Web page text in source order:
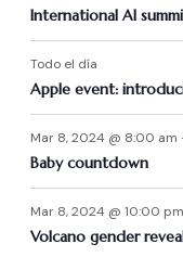
International AI
Todo el día
Apple event:
Mar 8, 2024 @ 8:00 am
Baby countdown
Mar 8, 2024 @ 10:00 pm
Volcano gender